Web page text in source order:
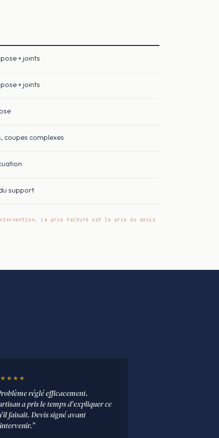
+ joints
+ joints
coupes complexes
support
Le prix facturé est le prix du devis
réglé efficacement.
a pris le temps d'expliquer ce
faisait. Devis signé avant